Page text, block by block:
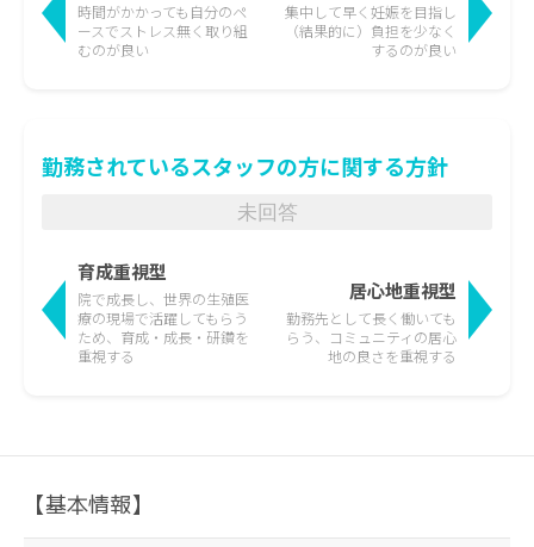
時間がかかっても 自分のペ
ースでストレス無く取り組
むのが良い
集中して早く妊娠を目指し
（結果的に）負担を少なく
するのが良い
勤務されているスタッフの方に関する方針
未回答
育成重視型
院で成長し、世界の生殖医
療の現場で活躍してもらう
ため、育成・成長・研鑽を
重視する
勤務先として長く働いても
らう、
コミュニティの居心
地の良さを重視する
居心地重視型
【基本情報】